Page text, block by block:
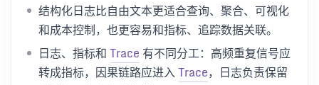
结构化日志比自由文本更适合查询、聚合、可视化
和成本控制，也更容易和指标、追踪数据关联。
日志、指标和Trace有不同分工：高频重复信号应
转成指标，因果链路应进入Trace，日志负责保留